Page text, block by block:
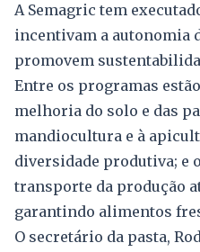
A Semagric tem
incentivam a autonomia
promovem
Entre os programas
melhoria do solo e das
mandiocultura e à
diversidade produtiva; e
transporte da produção
garantindo alimentos
O secretário da pasta,